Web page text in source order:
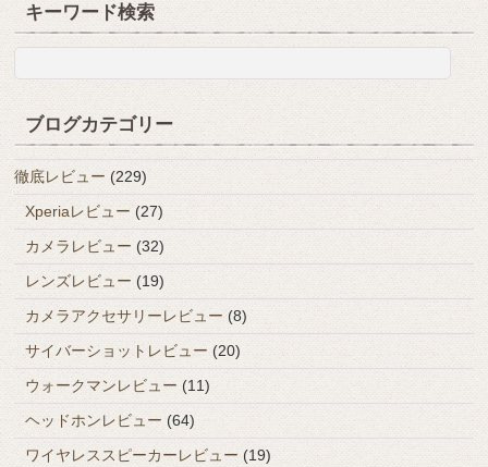
キーワード検索
ブログカテゴリー
徹底レビュー (229)
Xperiaレビュー (27)
カメラレビュー (32)
レンズレビュー (19)
カメラアクセサリーレビュー (8)
サイバーショットレビュー (20)
ウォークマンレビュー (11)
ヘッドホンレビュー (64)
ワイヤレススピーカーレビュー (19)